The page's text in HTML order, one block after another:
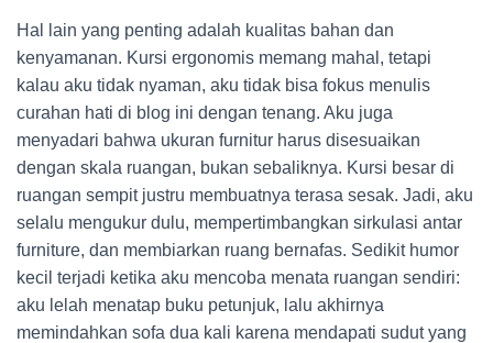
Hal lain yang penting adalah kualitas bahan dan
kenyamanan. Kursi ergonomis memang mahal, tetapi
kalau aku tidak nyaman, aku tidak bisa fokus menulis
curahan hati di blog ini dengan tenang. Aku juga
menyadari bahwa ukuran furnitur harus disesuaikan
dengan skala ruangan, bukan sebaliknya. Kursi besar di
ruangan sempit justru membuatnya terasa sesak. Jadi, aku
selalu mengukur dulu, mempertimbangkan sirkulasi antar
furniture, dan membiarkan ruang bernafas. Sedikit humor
kecil terjadi ketika aku mencoba menata ruangan sendiri:
aku lelah menatap buku petunjuk, lalu akhirnya
memindahkan sofa dua kali karena mendapati sudut yang